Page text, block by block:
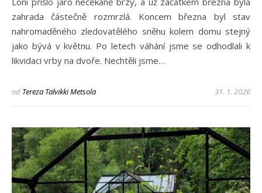
zahrada částečně rozmrzlá. Koncem března byl stav
nahromaděného zledovatělého sněhu kolem domu stejný
jako bývá v květnu. Po letech váhání jsme se odhodlali k
likvidaci vrby na dvoře. Nechtěli jsme…
od Tereza Talvikki Metsola 31. 1. 2026